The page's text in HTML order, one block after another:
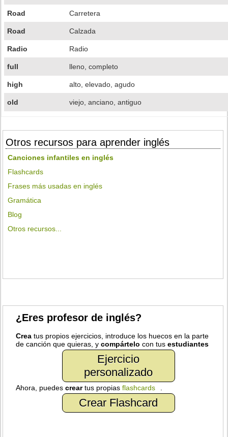
Road Carretera
Road Calzada
Radio Radio
full lleno, completo
high alto, elevado, agudo
old viejo, anciano, antiguo
Otros recursos para aprender inglés
Canciones infantiles en inglés
Flashcards
Frases más usadas en inglés
Gramática
Blog
Otros recursos...
¿Eres profesor de inglés?
Crea tus propios ejercicios, introduce los huecos en la parte
de canción que quieras, ycompártelo con tusestudiantes
Ejercicio
personalizado
Ahora, puedescreartus propiasflashcards
Crear Flashcard